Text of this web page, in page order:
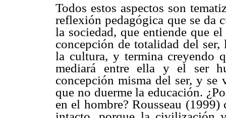
Todos estos aspectos son
reflexión pedagógica que se da
la sociedad, que entiende que
concepción de totalidad del
la cultura, y termina creyendo
mediará entre ella y el ser
concepción misma del ser, y
que no duerme la educación.
en el hombre? Rousseau